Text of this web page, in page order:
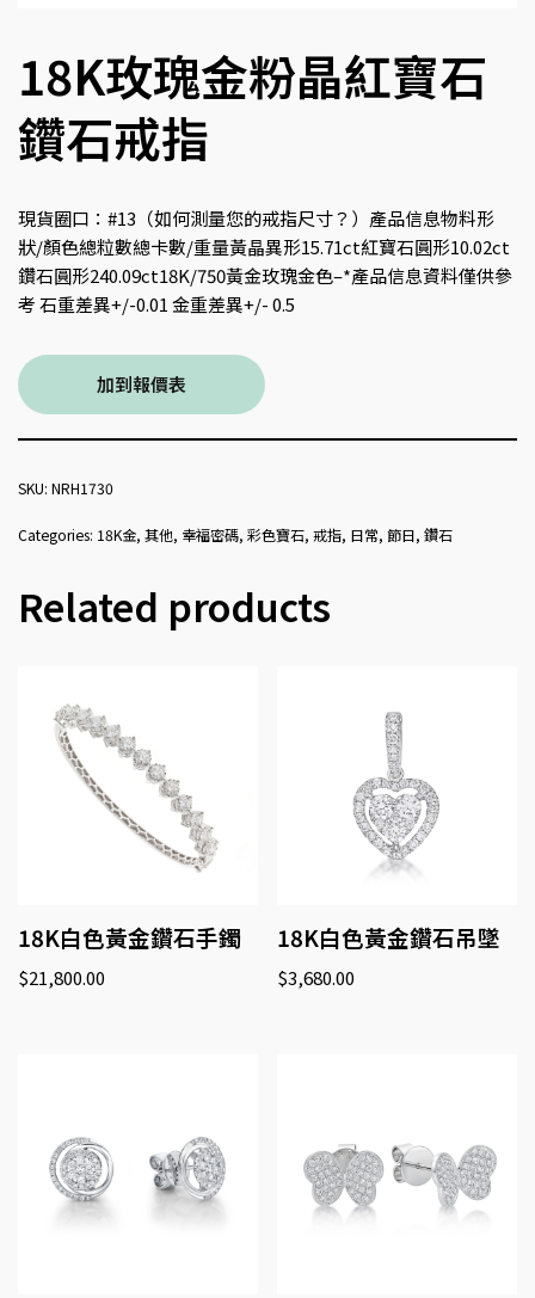
18K玫瑰金粉晶紅寶石
鑽石戒指
現貨圈口：#13（如何測量您的戒指尺寸？）產品信息物料形
狀/顏色總粒數總卡數/重量黃晶異形15.71ct紅寶石圓形10.02ct
鑽石圓形240.09ct18K/750黃金玫瑰金色–*產品信息資料僅供參
考 石重差異+/-0.01 金重差異+/- 0.5
加到報價表
SKU: NRH1730
Categories: 18K金, 其他, 幸福密碼, 彩色寶石, 戒指, 日常, 節日, 鑽石
Related products
18K白色黃金鑽石手鐲
$21,800.00
18K白色黃金鑽石吊墜
$3,680.00